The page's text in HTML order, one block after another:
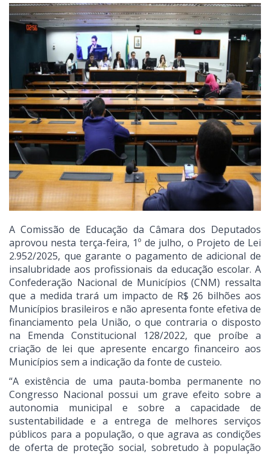
A Comissão de Educação da Câmara dos Deputados
aprovou nesta terça-feira, 1º de julho, o Projeto de Lei
2.952/2025, que garante o pagamento de adicional de
insalubridade aos profissionais da educação escolar. A
Confederação Nacional de Municípios (CNM) ressalta
que a medida trará um impacto de R$ 26 bilhões aos
Municípios brasileiros e não apresenta fonte efetiva de
financiamento pela União, o que contraria o disposto
na Emenda Constitucional 128/2022, que proíbe a
criação de lei que apresente encargo financeiro aos
Municípios sem a indicação da fonte de custeio.
“A existência de uma pauta-bomba permanente no
Congresso Nacional possui um grave efeito sobre a
autonomia municipal e sobre a capacidade de
sustentabilidade e a entrega de melhores serviços
públicos para a população, o que agrava as condições
de oferta de proteção social, sobretudo à população